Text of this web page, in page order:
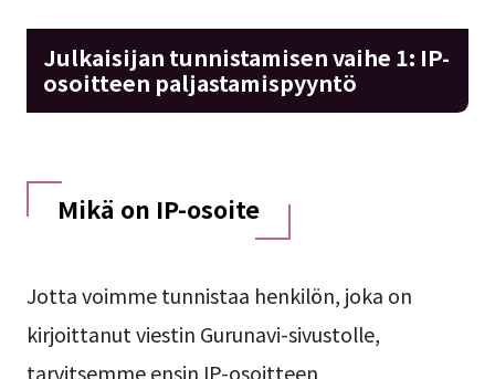
Julkaisijan tunnistamisen vaihe 1: IP-
osoitteen paljastamispyyntö
Mikä on IP-osoite
Jotta voimme tunnistaa henkilön, joka on
kirjoittanut viestin Gurunavi-sivustolle,
tarvitsemme ensin IP-osoitteen